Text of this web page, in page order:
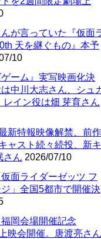
が言っていた『仮面
天を継ぐもの』本予
10
ゲーム』実写映画化決
中川大志さん、シュ
イン役は畑 芽育さん
新特報映像解禁、前作
ャスト続々続投、新キ
さん 2026/07/10
面ライダーゼッツ フ
」全国5都市で開催決
福岡会場開催記念
映会開催。唐渡亮さん